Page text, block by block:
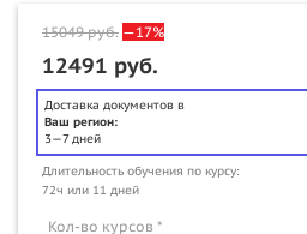
15049руб. —17%
12491 руб.
Доставка документов в
Ваш регион:
3—7 дней
Длительность обучения по курсу:
72ч или 11 дней
Кол-во курсов *